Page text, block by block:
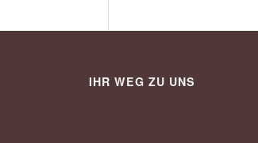
IHR WEG ZU UNS